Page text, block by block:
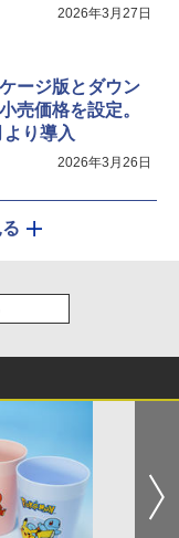
2026年3月27日
ージ版とダウン
売価格を設定。
り導入
2026年3月26日